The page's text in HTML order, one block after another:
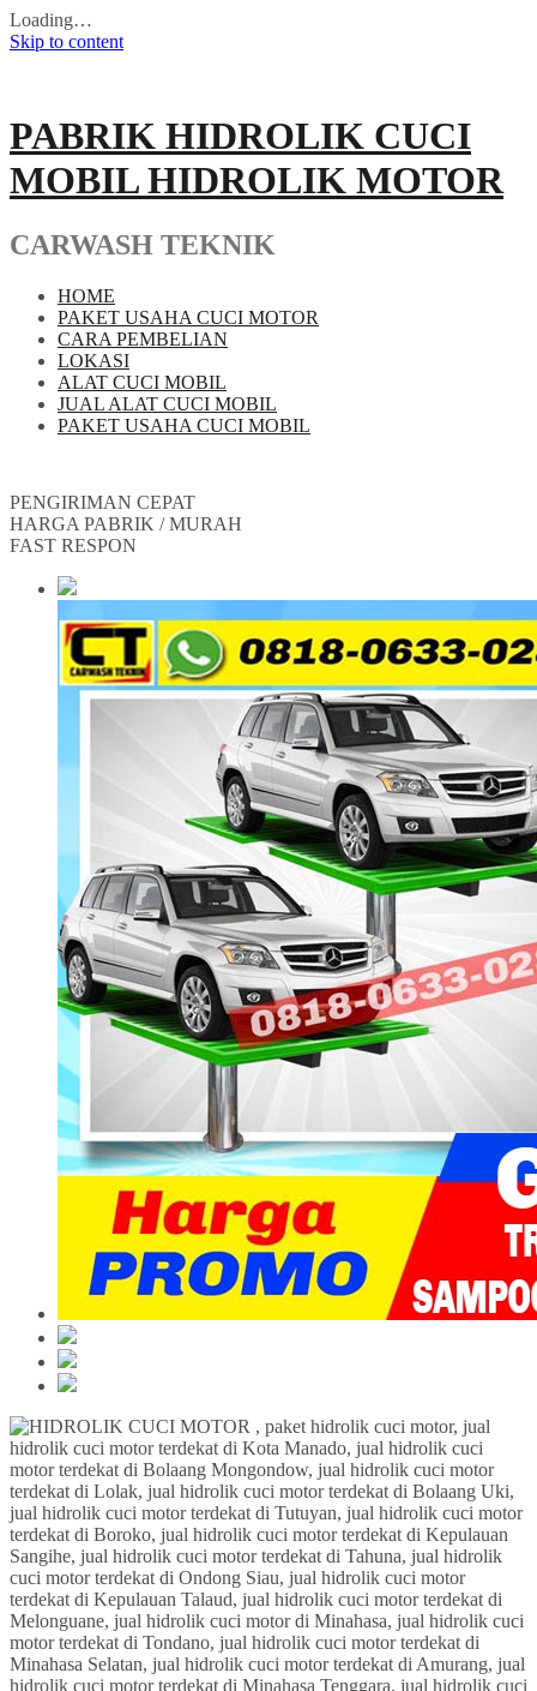
Loading…
Skip to content
PABRIK HIDROLIK CUCI
MOBIL HIDROLIK MOTOR
CARWASH TEKNIK
HOME
PAKET USAHA CUCI MOTOR
CARA PEMBELIAN
LOKASI
ALAT CUCI MOBIL
JUAL ALAT CUCI MOBIL
PAKET USAHA CUCI MOBIL
PENGIRIMAN CEPAT
HARGA PABRIK / MURAH
FAST RESPON